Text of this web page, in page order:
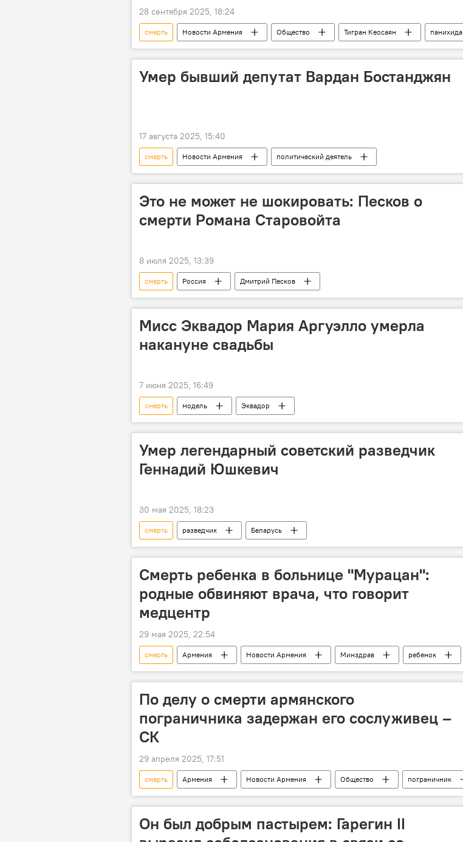
28 сентября 2025, 18:24
смерть Новости Армения Общество Тигран Кеосаян панихида
Умер бывший депутат Вардан Бостанджян
17 августа 2025, 15:40
смерть Новости Армения политический деятель
Это не может не шокировать: Песков о
смерти Романа Старовойта
8 июля 2025, 13:39
смерть Россия Дмитрий Песков
Мисс Эквадор Мария Аргуэлло умерла
накануне свадьбы
7 июня 2025, 16:49
смерть модель Эквадор
Умер легендарный советский разведчик
Геннадий Юшкевич
30 мая 2025, 18:23
смерть разведчик Беларусь
Смерть ребенка в больнице "Мурацан":
родные обвиняют врача, что говорит
медцентр
29 мая 2025, 22:54
смерть Армения Новости Армения Минздрав ребенок
По делу о смерти армянского
пограничника задержан его сослуживец –
СК
29 апреля 2025, 17:51
смерть Армения Новости Армения Общество пограничник
сослуживец
Он был добрым пастырем: Гарегин II